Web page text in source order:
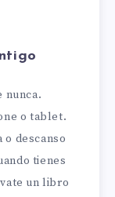
nunca.
o tablet.
o descanso
tienes
un libro